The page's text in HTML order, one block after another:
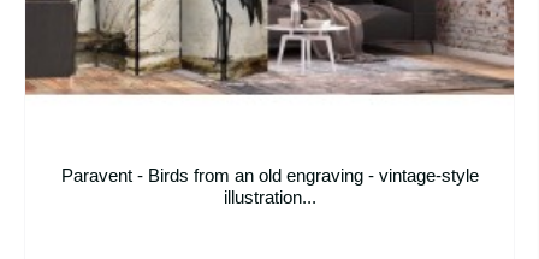
Paravent - Birds from an old engraving - vintage-style
illustration...